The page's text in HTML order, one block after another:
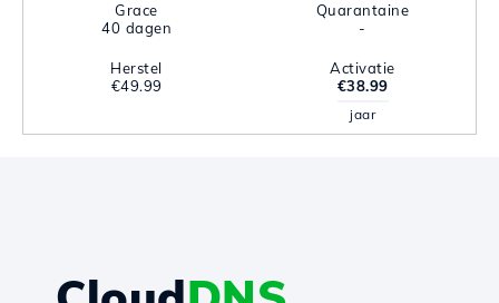
Grace
40 dagen
Quarantaine
-
Herstel
€49.99
Activatie
€38.99
jaar